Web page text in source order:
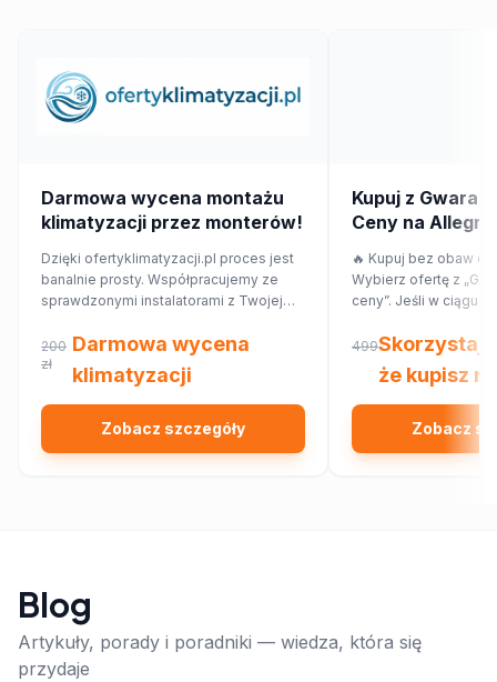
Darmowa wycena montażu
klimatyzacji przez monterów!
Dzięki ofertyklimatyzacji.pl proces jest
banalnie prosty. Współpracujemy ze
sprawdzonymi instalatorami z Twojej
Ciebie wycenę dopasowaną do
Twojego domu lub mieszkania.
200
zł
Darmowa wycena
klimatyzacji
Zobacz szczegóły
Kupuj z
Ceny na
🔥 Kupuj bez obaw o
Wybierz ofertę z
ceny”. Jeśli w ciągu
innym sklepie,
różnicy w cenie w
Sprawdź!
499Skorzystaj
że kupisz
Zobacz
Blog
Artykuły, porady i poradniki — wiedza, która się
przydaje